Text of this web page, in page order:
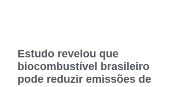
Estudo revelou que
biocombustível brasileiro
pode reduzir emissões de